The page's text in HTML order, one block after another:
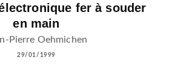
fer à souder
en main
Pierre Oehmichen
29/01/1999